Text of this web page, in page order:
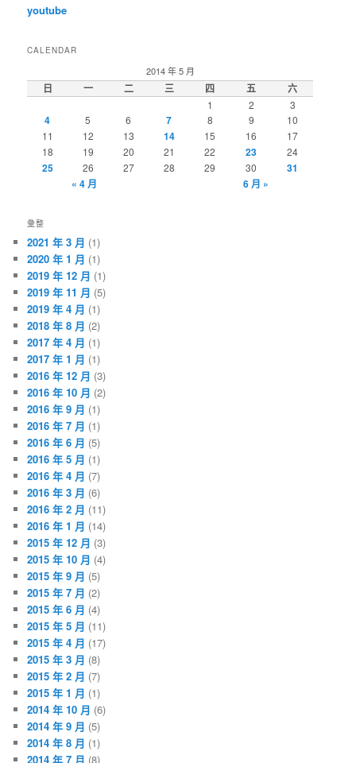
youtube
CALENDAR
2014 年 5 月
日 一 二 三 四 五 六
1 2 3
4 5 6 7 8 9
10
11
12 13 14 15 16
17
18
19 20 21 22 23 24
25 26 27 28 29 30
31
« 4 月
6 月 »
彙整
2021 年 3 月 (1)
2020 年 1 月 (1)
2019 年 12 月 (1)
2019 年 11 月 (5)
2019 年 4 月 (1)
2018 年 8 月 (2)
2017 年 4 月 (1)
2017 年 1 月 (1)
2016 年 12 月 (3)
2016 年 10 月 (2)
2016 年 9 月 (1)
2016 年 7 月 (1)
2016 年 6 月 (5)
2016 年 5 月 (1)
2016 年 4 月 (7)
2016 年 3 月 (6)
2016 年 2 月 (11)
2016 年 1 月 (14)
2015 年 12 月 (3)
2015 年 10 月 (4)
2015 年 9 月 (5)
2015 年 7 月 (2)
2015 年 6 月 (4)
2015 年 5 月 (11)
2015 年 4 月 (17)
2015 年 3 月 (8)
2015 年 2 月 (7)
2015 年 1 月 (1)
2014 年 10 月 (6)
2014 年 9 月 (5)
2014 年 8 月 (1)
2014 年 7 月 (8)